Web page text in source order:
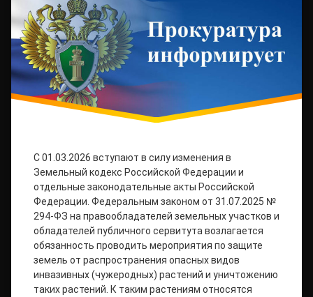
C 01.03.2026 вступают в силу изменения в
Земельный кодекс Российской Федерации и
отдельные законодательные акты Российской
Федерации. Федеральным законом от 31.07.2025 №
294-ФЗ на правообладателей земельных участков и
обладателей публичного сервитута возлагается
обязанность проводить мероприятия по защите
земель от распространения опасных видов
инвазивных (чужеродных) растений и уничтожению
таких растений. К таким растениям относятся